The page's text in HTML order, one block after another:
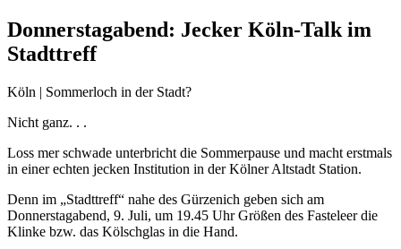
Donnerstagabend: Jecker Köln-Talk im
Stadttreff
Köln | Sommerloch in der Stadt?
Nicht ganz. . .
Loss mer schwade unterbricht die Sommerpause und macht erstmals
in einer echten jecken Institution in der Kölner Altstadt Station.
Denn im „Stadttreff“ nahe des Gürzenich geben sich am
Donnerstagabend, 9. Juli, um 19.45 Uhr Größen des Fasteleer die
Klinke bzw. das Kölschglas in die Hand.